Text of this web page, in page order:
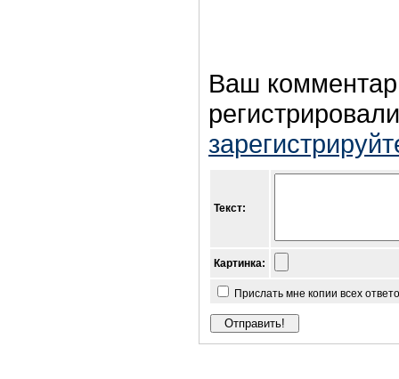
Ваш
Текст:
Картинка:
Прислать мне копии всех